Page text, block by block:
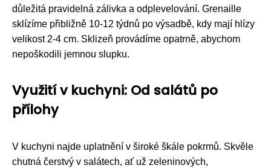
důležitá pravidelná zálivka a odplevelování. Grenaille
sklízíme přibližně 10-12 týdnů po výsadbě, kdy mají hlízy
velikost 2-4 cm. Sklizeň provádíme opatrně, abychom
nepoškodili jemnou slupku.
Využití v kuchyni: Od salátů po
přílohy
V kuchyni najde uplatnění v široké škále pokrmů. Skvěle
chutná čerstvý v salátech, ať už zeleninových,